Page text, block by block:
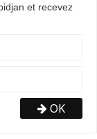
et recevez
OK